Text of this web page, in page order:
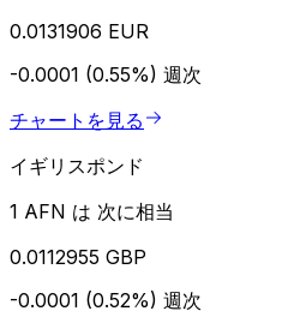
0.0131906 EUR
-0.0001 (0.55%) 週次
チャートを見る
イギリスポンド
1 AFN は 次に相当
0.0112955 GBP
-0.0001 (0.52%) 週次